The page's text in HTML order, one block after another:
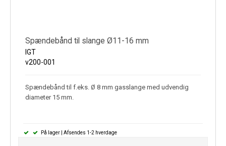
Spændebånd til slange Ø11-16 mm
IGT
v200-001
Spændebånd til f.eks. Ø 8 mm gasslange med udvendig
diameter 15 mm.
På lager | Afsendes 1-2 hverdage